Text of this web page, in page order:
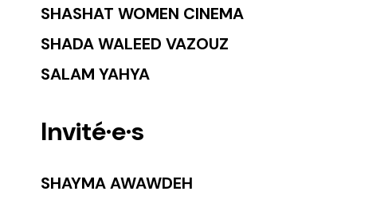
SHASHAT WOMEN CINEMA
SHADA WALEED VAZOUZ
SALAM YAHYA
Invité·e·s
SHAYMA AWAWDEH